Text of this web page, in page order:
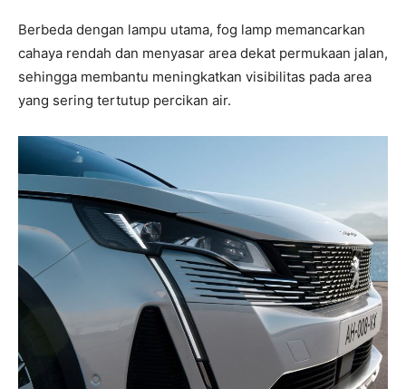
Berbeda dengan lampu utama, fog lamp memancarkan
cahaya rendah dan menyasar area dekat permukaan jalan,
sehingga membantu meningkatkan visibilitas pada area
yang sering tertutup percikan air.